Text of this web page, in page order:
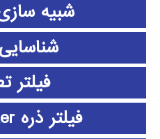
شبیه
فیلتر
فیلتر ذره particle filter